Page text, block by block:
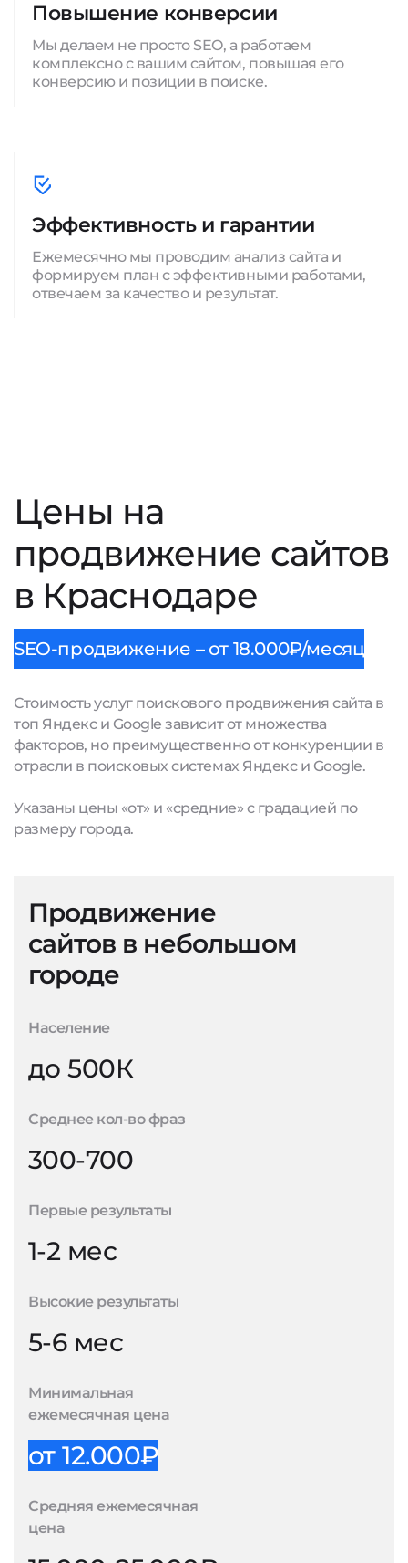
Повышение конверсии
Мы делаем не просто SEO, а работаем
комплексно с вашим сайтом, повышая его
конверсию и позиции в поиске.
Эффективность и гарантии
Ежемесячно мы проводим анализ сайта и
формируем план с эффективными работами,
отвечаем за качество и результат.
Цены на
продвижение сайтов
в Краснодаре
SEO-продвижение – от 18.000₽/месяц
Стоимость услуг поискового продвижения сайта в
топ Яндекс и Google зависит от множества
факторов, но преимущественно от конкуренции в
отрасли в поисковых системах Яндекс и Google.
Указаны цены «от» и «средние» с градацией по
размеру города.
Продвижение
сайтов в небольшом
городе
Население
до 500К
Среднее кол-во фраз
300-700
Первые результаты
1-2 мес
Высокие результаты
5-6 мес
Минимальная
ежемесячная цена
от 12.000₽
Средняя ежемесячная
цена